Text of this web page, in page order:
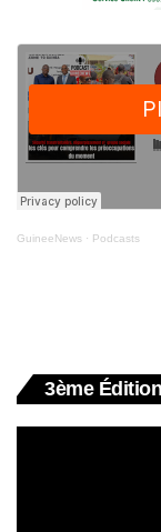
GuineeNews · Podcasts
3ème